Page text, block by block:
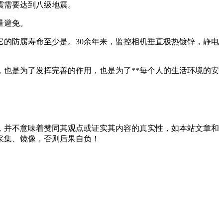
要达到八级地震。
免。
腐寿命至少是。30余年来，监控相机垂直极热镀锌，静电
是为了发挥完善的作用，也是为了**每个人的生活环境的安
不意味着赞同其观点或证实其内容的真实性，如本站文章和
、镜像，否则后果自负！